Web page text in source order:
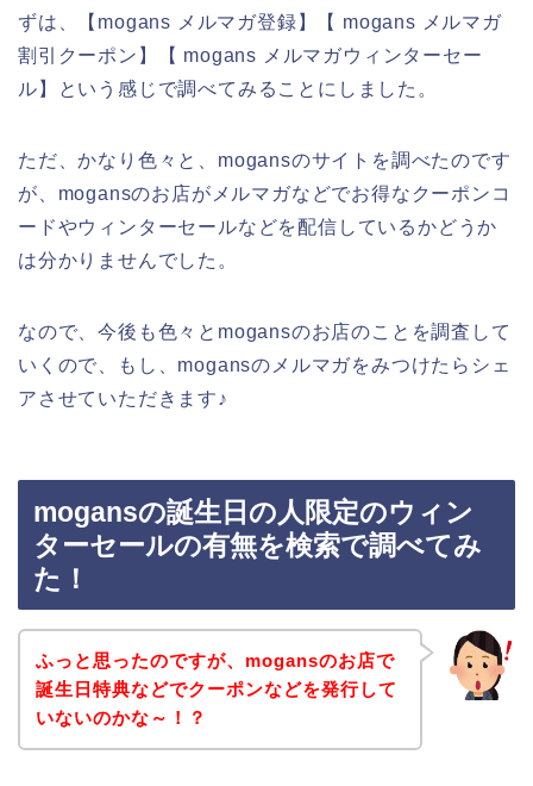
ずは、【mogans メルマガ登録】【 mogans メルマガ
割引クーポン】【 mogans メルマガウィンターセー
ル】という感じで調べてみることにしました。
ただ、かなり色々と、mogansのサイトを調べたのです
が、mogansのお店がメルマガなどでお得なクーポンコ
ードやウィンターセールなどを配信しているかどうか
は分かりませんでした。
なので、今後も色々とmogansのお店のことを調査して
いくので、もし、mogansのメルマガをみつけたらシェ
アさせていただきます♪
mogansの誕生日の人限定のウィン
ターセールの有無を検索で調べてみ
た！
ふっと思ったのですが、mogansのお店で
誕生日特典などでクーポンなどを発行して
いないのかな～！？